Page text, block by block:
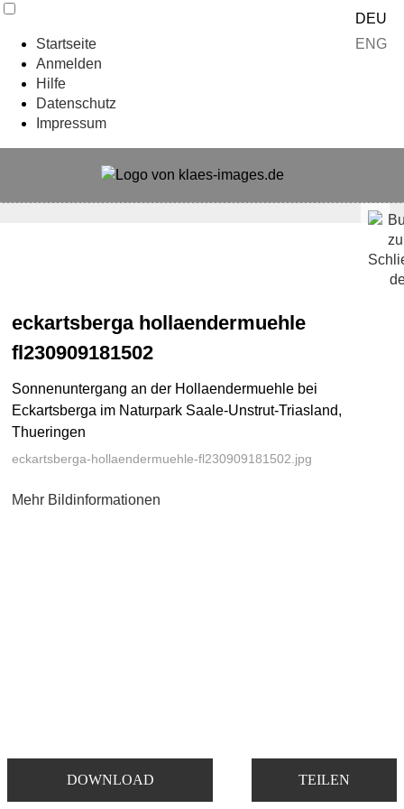
Startseite
Anmelden
Hilfe
Datenschutz
Impressum
DEU
ENG
DOWNLOAD TEILEN
eckartsberga hollaendermuehle
fl230909181502
Sonnenuntergang an der Hollaendermuehle bei
Eckartsberga im Naturpark Saale-Unstrut-Triasland,
Thueringen
eckartsberga-hollaendermuehle-fl230909181502.jpg
Mehr Bildinformationen